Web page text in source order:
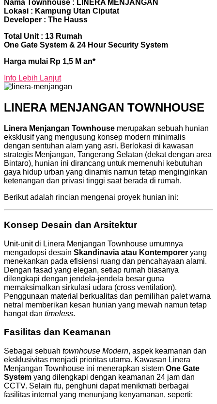
Nama Townhouse : LINERA MENJANGAN
Lokasi : Kampung Utan Ciputat
Developer : The Hauss
Total Unit : 13 Rumah
One Gate System & 24 Hour Security System
Harga mulai Rp 1,5 M an*
Info Lebih Lanjut
LINERA MENJANGAN TOWNHOUSE
Linera Menjangan Townhouse merupakan sebuah hunian
eksklusif yang mengusung konsep modern minimalis
dengan sentuhan alam yang asri. Berlokasi di kawasan
strategis Menjangan, Tangerang Selatan (dekat dengan area
Bintaro), hunian ini dirancang untuk memenuhi kebutuhan
gaya hidup urban yang dinamis namun tetap menginginkan
ketenangan dan privasi tinggi saat berada di rumah.
Berikut adalah rincian mengenai proyek hunian ini:
Konsep Desain dan Arsitektur
Unit-unit di Linera Menjangan Townhouse umumnya
mengadopsi desain Skandinavia atau Kontemporer yang
menekankan pada efisiensi ruang dan pencahayaan alami.
Dengan fasad yang elegan, setiap rumah biasanya
dilengkapi dengan jendela-jendela besar guna
memaksimalkan sirkulasi udara (cross ventilation).
Penggunaan material berkualitas dan pemilihan palet warna
netral memberikan kesan hunian yang mewah namun tetap
hangat dan timeless.
Fasilitas dan Keamanan
Sebagai sebuah townhouse Modern, aspek keamanan dan
eksklusivitas menjadi prioritas utama. Kawasan Linera
Menjangan Townhouse ini menerapkan sistem One Gate
System yang dilengkapi dengan keamanan 24 jam dan
CCTV. Selain itu, penghuni dapat menikmati berbagai
fasilitas internal yang menunjang kenyamanan, seperti: